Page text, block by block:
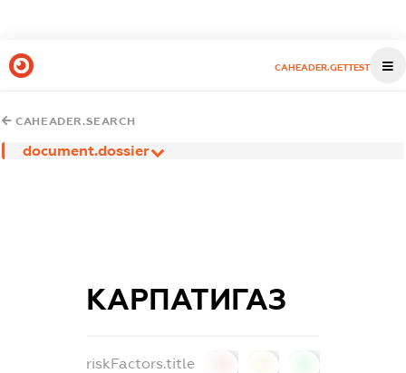
CAHEADER.GETTEST
CAHEADER.SEARCH
document.dossier
КАРПАТИГАЗ
riskFactors.title